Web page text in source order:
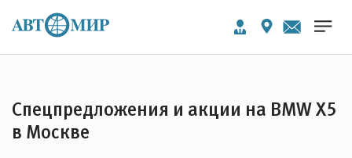
Спецпредложения и акции на BMW X5
в Москве